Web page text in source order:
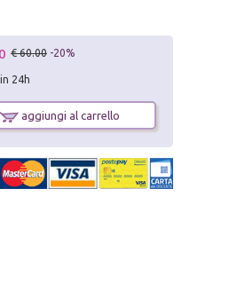
€ 60.00 -20%
24h
aggiungi al carrello
x
libri?
novità, potrai
desideri.